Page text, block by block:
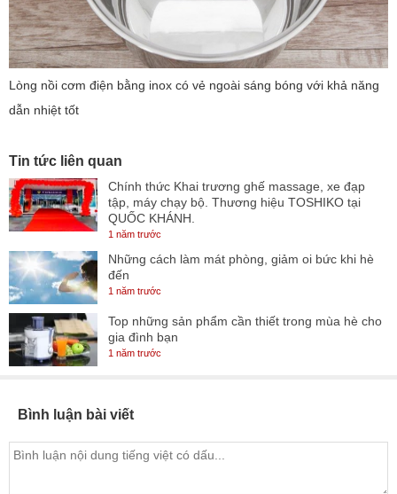
Lòng nồi cơm điện bằng inox có vẻ ngoài sáng bóng với khả năng
dẫn nhiệt tốt
Tin tức liên quan
Chính thức Khai trương ghế massage, xe đạp
tập, máy chạy bộ. Thương hiệu TOSHIKO tại
QUỐC KHÁNH.
1 năm trước
Những cách làm mát phòng, giảm oi bức khi hè
đến
1 năm trước
Top những sản phẩm cần thiết trong mùa hè cho
gia đình bạn
1 năm trước
Bình luận bài viết